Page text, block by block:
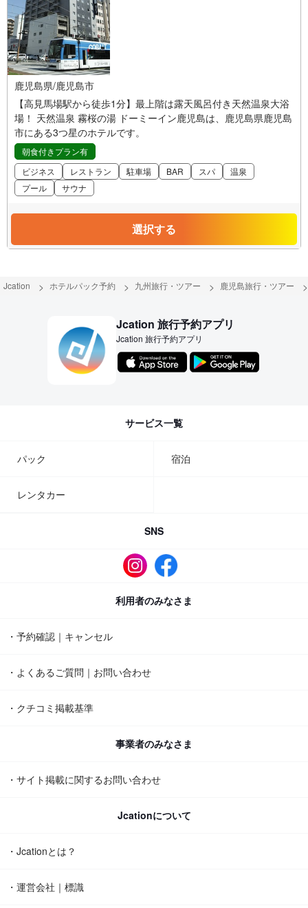
鹿児島県/鹿児島市
【高見馬場駅から徒歩1分】最上階は露天風呂付き天然温泉大浴
場！ 天然温泉 霧桜の湯 ドーミーイン鹿児島は、鹿児島県鹿児島
市にある3つ星のホテルです。
朝食付きプラン有
ビジネス
レストラン 駐車場 BAR スパ
温泉
プール
サウナ
選択する
Jcation ホテルパック予約 九州旅行・ツアー 鹿児島旅行・ツアー
Jcation 旅行予約アプリ
Jcation 旅行予約アプリ
サービス一覧
パック 宿泊
レンタカー
SNS
利用者のみなさま
・予約確認｜キャンセル
・よくあるご質問｜お問い合わせ
・クチコミ掲載基準
事業者のみなさま
・サイト掲載に関するお問い合わせ
Jcationについて
・Jcationとは？
・運営会社｜標識